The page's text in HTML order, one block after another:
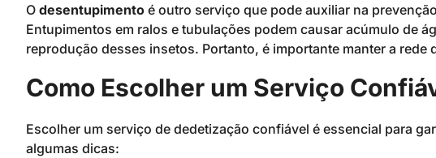
O desentupimento é outro serviço que pode auxiliar na
Entupimentos em ralos e tubulações podem causar acúmulo de
reprodução desses insetos. Portanto, é importante manter a rede
Como Escolher um Serviço
Escolher um serviço de dedetização confiável é essencial para
algumas dicas: